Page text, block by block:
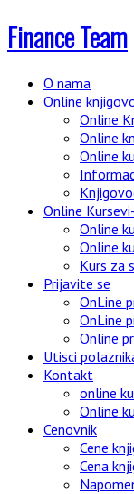
Finance Team
O nama
Online
Online
Online
Online
Online
Online
Online
Kurs za
Prijavite se
OnLine
OnLine
Online
Utisci
Kontakt
online
Online
Cenovnik
Cene
Cena